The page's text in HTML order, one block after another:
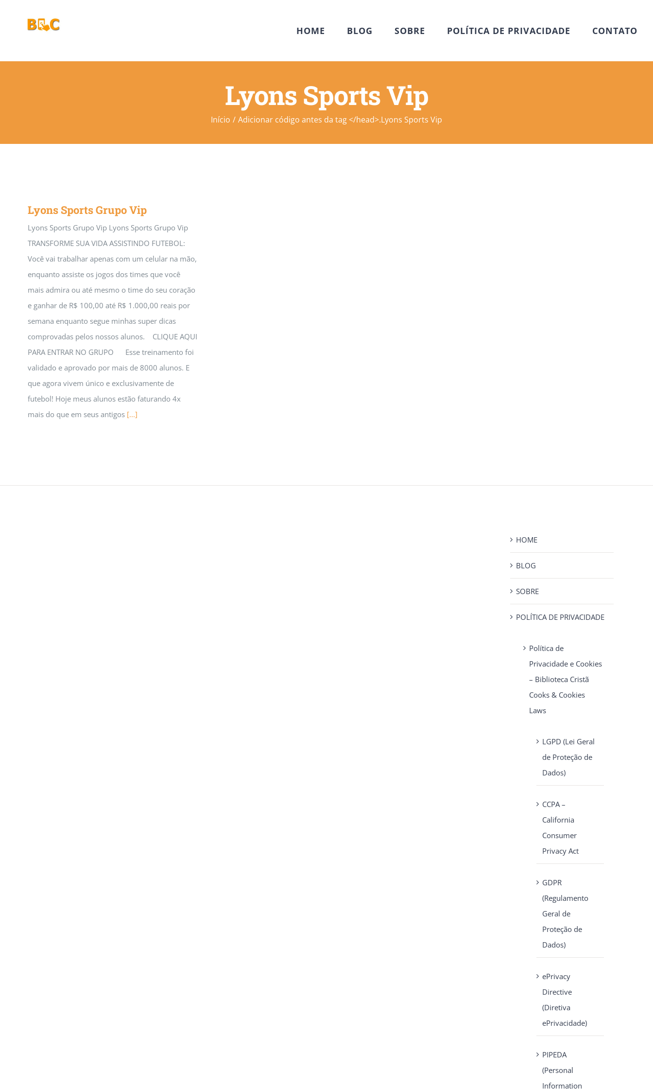
HOME BLOG SOBRE POLÍTICA DE PRIVACIDADE CONTATO
Lyons Sports Vip
Início Adicionar código antes da tag </head>.Lyons Sports Vip
Lyons Sports Grupo Vip
Lyons Sports Grupo Vip Lyons Sports Grupo Vip
TRANSFORME SUA VIDA ASSISTINDO FUTEBOL:
Você vai trabalhar apenas com um celular na mão,
enquanto assiste os jogos dos times que você
mais admira ou até mesmo o time do seu coração
e ganhar de R$ 100,00 até R$ 1.000,00 reais por
semana enquanto segue minhas super dicas
comprovadas pelos nossos alunos. CLIQUE AQUI
PARA ENTRAR NO GRUPO Esse treinamento foi
validado e aprovado por mais de 8000 alunos. E
que agora vivem único e exclusivamente de
futebol! Hoje meus alunos estão faturando 4x
mais do que em seus antigos [...]
HOME
BLOG
SOBRE
POLÍTICA DE PRIVACIDADE
Política de
Privacidade e Cookies
– Biblioteca Cristã
Cooks & Cookies
Laws
LGPD (Lei Geral
de Proteção de
Dados)
CCPA –
California
Consumer
Privacy Act
GDPR
(Regulamento
Geral de
Proteção de
Dados)
ePrivacy
Directive
(Diretiva
ePrivacidade)
PIPEDA
(Personal
Information